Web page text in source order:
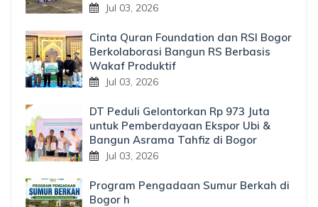
Jul 03, 2026
Cinta Quran Foundation dan RSI Bogor
Berkolaborasi Bangun RS Berbasis
Wakaf Produktif
Jul 03, 2026
DT Peduli Gelontorkan Rp 973 Juta
untuk Pemberdayaan Ekspor Ubi &
Bangun Asrama Tahfiz di Bogor
Jul 03, 2026
Program Pengadaan Sumur Berkah di
Bogor h